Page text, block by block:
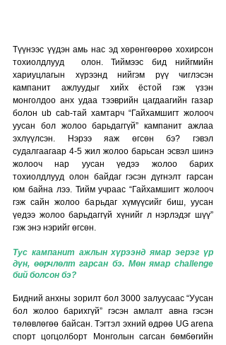
Түүнээс үүдэн амь нас эд хөрөнгөөрөө хохирсон
тохиолдлууд  олон. Тиймээс бид нийгмийн
хариуцлагын хүрээнд нийгэм рүү чиглэсэн
кампанит ажлуудыг хийх ёстой гэж үзэн
монголдоо анх удаа тээврийн цагдаагийн газар
болон ub cab-тай хамтарч “Гайхамшигт жолооч
уусан бол жолоо барьдаггүй” кампанит ажлаа
эхлүүлсэн. Нэрээ яаж өгсөн бэ? гэвэл
судалгаагаар 4-5 жил жолоо барьсан эсвэл шинэ
жолооч нар уусан үедээ жолоо барих
тохиолдлууд олон байдаг гэсэн дүгнэлт гарсан
юм байна лээ. Тийм учраас “Гайхамшигт жолооч
гэж сайн жолоо барьдаг хүмүүсийг биш, уусан
үедээ жолоо барьдаггүй хүнийг л нэрлэдэг шүү”
гэж энэ нэрийг өгсөн.
Тус кампанит ажлын хүрээнд ямар эерэг үр
дүн, өөрчлөлт гарсан бэ. Мөн ямар challenge
бий болсон бэ?
Бидний анхны зорилт бол 3000 залуусаас “Уусан
бол жолоо барихгүй” гэсэн амлалт авна гэсэн
төлөвлөгөө байсан. Тэгтэл эхний өдрөө UG arena
спорт цогцолборт Монголын сагсан бөмбөгийн